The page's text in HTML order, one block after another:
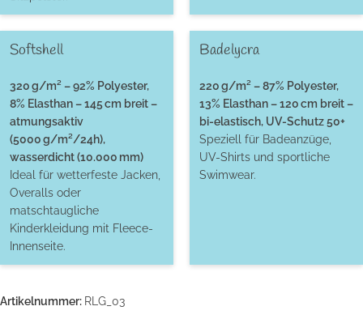
Softshell
320 g/m² – 92% Polyester,
8% Elasthan – 145 cm breit –
atmungsaktiv
(5000 g/m²/24h),
wasserdicht (10.000 mm)
Ideal für wetterfeste Jacken,
Overalls oder
matschtaugliche
Kinderkleidung mit Fleece-
Innenseite.
Badelycra
220 g/m² – 87% Polyester,
13% Elasthan – 120 cm breit –
bi-elastisch, UV-Schutz 50+
Speziell für Badeanzüge,
UV-Shirts und sportliche
Swimwear.
Artikelnummer: RLG_03